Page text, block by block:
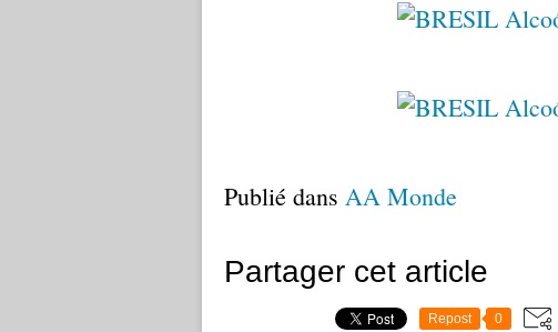
Publié dans AA Monde
Partager cet article
Repost 0